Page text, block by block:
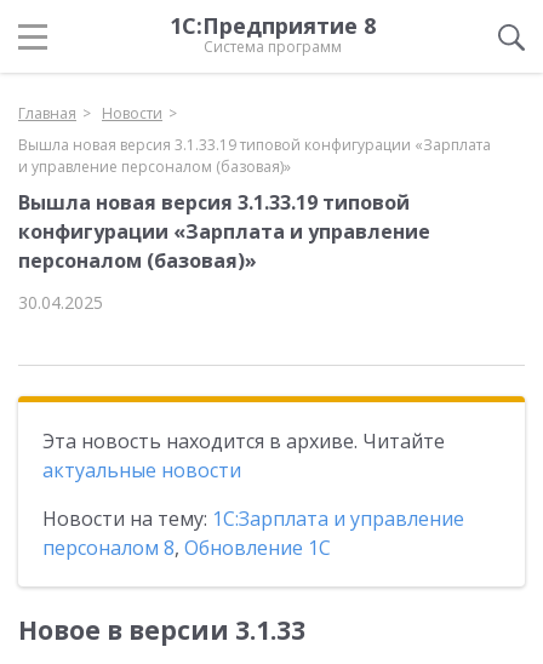
1С:Предприятие 8
Система программ
Главная
Новости
Вышла новая версия 3.1.33.19 типовой конфигурации «Зарплата
и управление персоналом (базовая)»
Вышла новая версия 3.1.33.19 типовой
конфигурации «Зарплата и управление
персоналом (базовая)»
30.04.2025
Эта новость находится в архиве. Читайте
актуальные новости
Новости на тему: 1С:Зарплата и управление
персоналом 8, Обновление 1С
Новое в версии 3.1.33